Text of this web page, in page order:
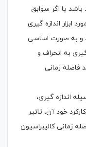
یا اگر سوابق
ابزار اندازه گیری
و به صورت اساسی
گیری به انحراف و
فاصله زمانی
اندازه گیری،
خود آن، تاثیر
زمانی کالیبراسیون